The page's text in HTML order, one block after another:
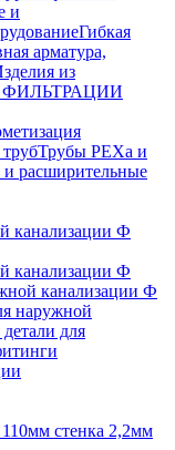
и
Гибкая
арматура,
из
ФИЛЬТРАЦИИ
Трубы PEXa и
и расширительные
канализации Ф
канализации Ф
канализации Ф
наружной
для
стенка 2,2мм